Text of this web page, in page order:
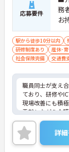
応募要件
務
お
可
駅から徒歩10分以内
研修制度あり
産休･
社会保険完備
交通費
職員同士が支え
ており、研修や
現場改善にも積
貢献しながら介
すすめです。
ご興味ある方に
詳細をお話しい
い！
詳